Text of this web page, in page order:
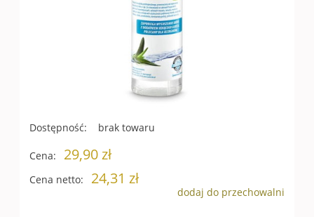
Dostępność: brak towaru
Cena: 29,90 zł
Cena netto: 24,31 zł
dodaj do przechowalni